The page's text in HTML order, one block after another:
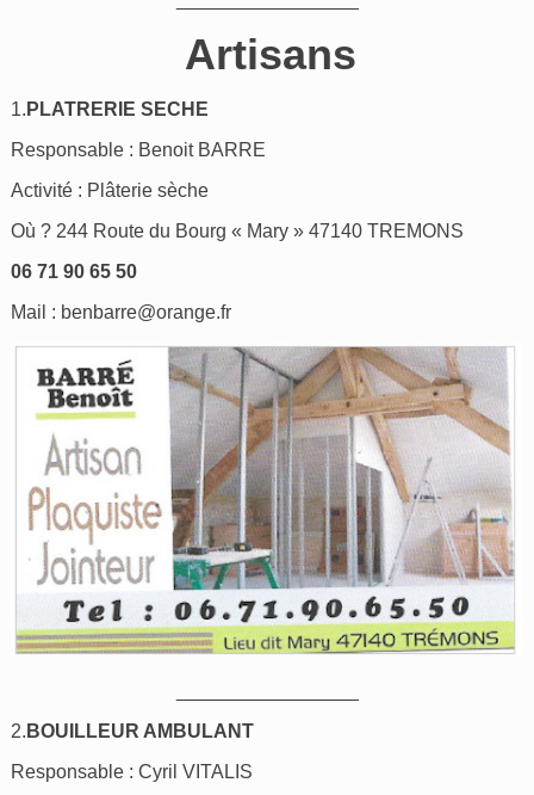
Artisans
1. PLATRERIE SECHE
Responsable : Benoit BARRE
Activité : Plâterie sèche
Où ? 244 Route du Bourg « Mary » 47140 TREMONS
06 71 90 65 50
Mail : benbarre@orange.fr
2. BOUILLEUR AMBULANT
Responsable : Cyril VITALIS